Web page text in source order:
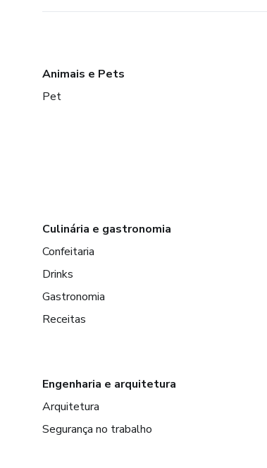
Animais e Pets
Pet
Culinária e gastronomia
Confeitaria
Drinks
Gastronomia
Receitas
Engenharia e arquitetura
Arquitetura
Segurança no trabalho